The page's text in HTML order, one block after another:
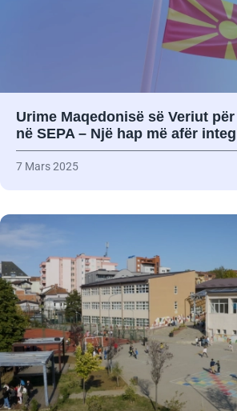
Urime Maqedonisë së Veriut
në SEPA – Një hap më afër
7 Mars 2025